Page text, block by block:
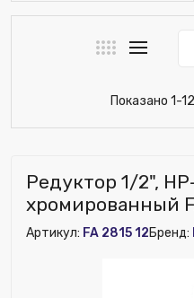
Показано 1-
Редуктор 1/2",
хромированный
Артикул: FA 2815 12Бренд: